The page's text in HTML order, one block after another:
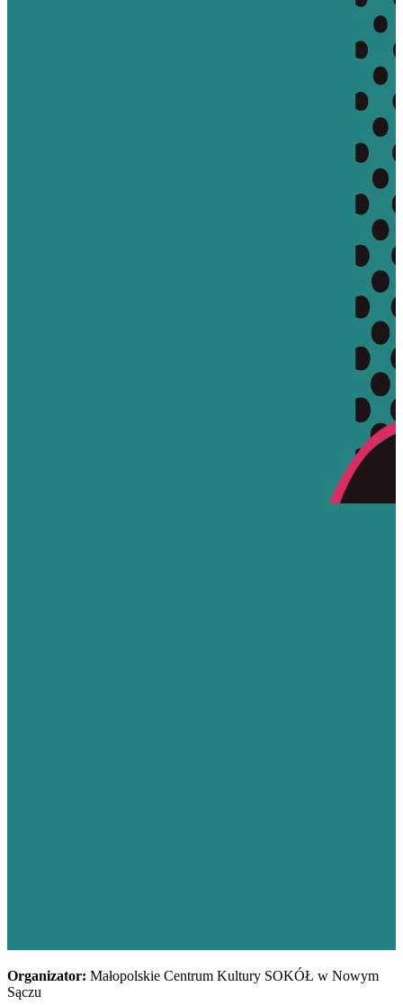
Organizator: Małopolskie Centrum Kultury SOKÓŁ w Nowym
Sączu